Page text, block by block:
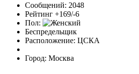
Сообщений: 2048
Рейтинг +169/-6
Пол:
Беспредельщик
Расположение: ЦСКА
Город: Москва